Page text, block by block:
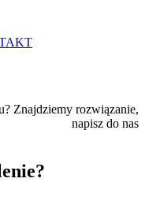
Znajdziemy rozwiązanie,
napisz do nas